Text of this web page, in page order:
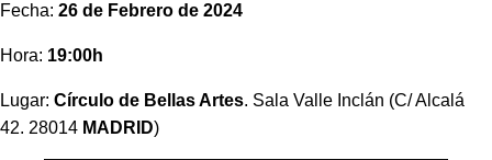
Fecha: 26 de Febrero de 2024
Hora: 19:00h
Lugar: Círculo de Bellas Artes. Sala Valle Inclán (C/ Alcalá
42. 28014 MADRID)